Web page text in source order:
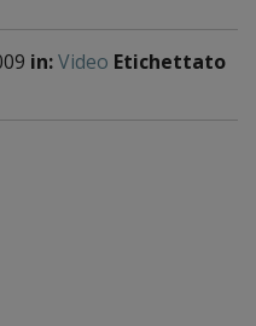
in:Video Etichettato